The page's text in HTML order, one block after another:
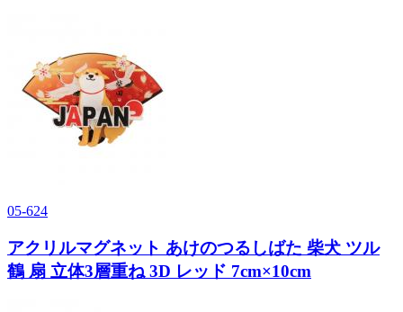
05-624
アクリルマグネット あけのつるしばた 柴犬 ツル
鶴 扇 立体3層重ね 3D レッド 7cm×10cm